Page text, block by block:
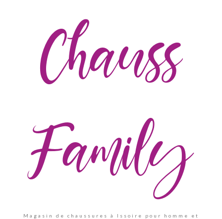
Chauss
Family
Magasin de chaussures à Issoire pour homme et